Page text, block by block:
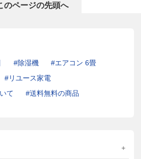
のページの先頭へ
除湿機
エアコン 6畳
リユース家電
て
送料無料の商品